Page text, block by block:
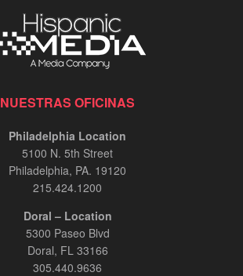
NUESTRAS OFICINAS
Philadelphia Location
5100 N. 5th Street
Philadelphia, PA. 19120
215.424.1200
Doral – Location
5300 Paseo Blvd
Doral, FL 33166
305.440.9636